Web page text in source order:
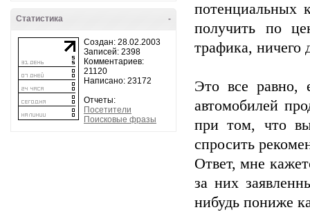
-
Статистика
Создан: 28.02.2003
Записей: 2398
Комментариев:
21120
Написано: 23172
Отчеты:
Посетители
Поисковые фразы
потенциальных
получить по
трафика, ничего
Это все равно,
автомобилей
при том, что
спросить
Ответ, мне
за них
нибудь пониже